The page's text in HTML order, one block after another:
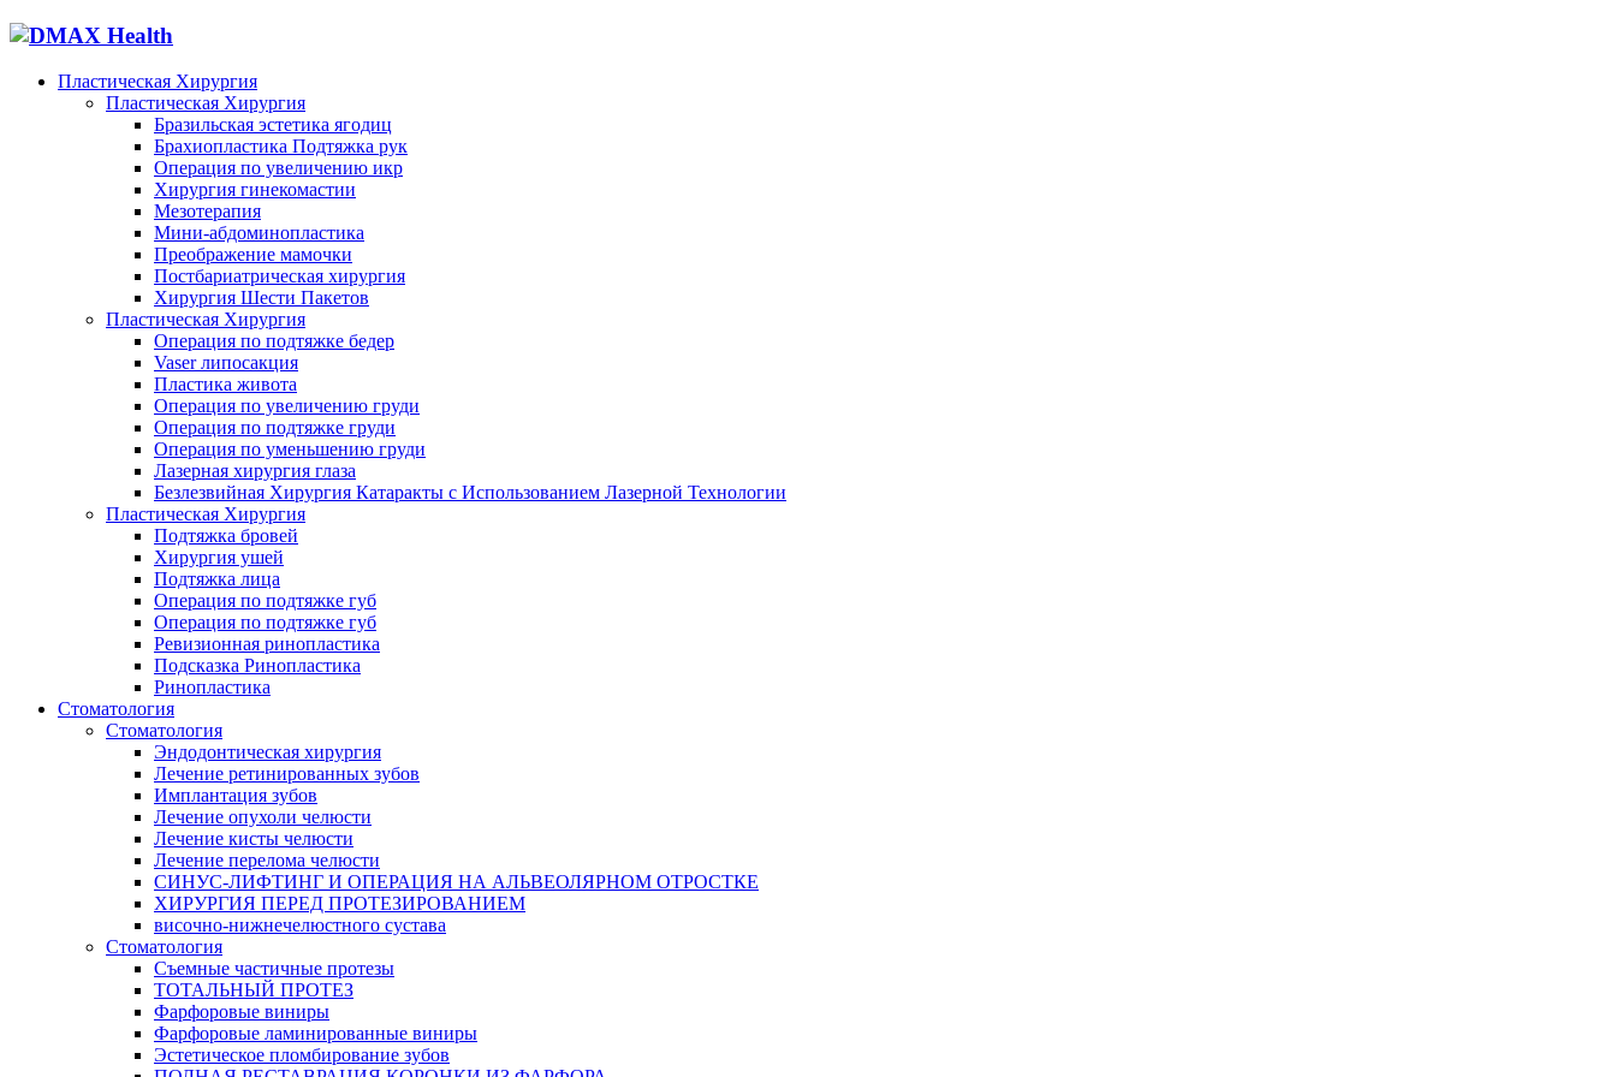
Пластическая Хирургия
Пластическая Хирургия
Бразильская эстетика ягодиц
Брахиопластика Подтяжка рук
Операция по увеличению икр
Хирургия гинекомастии
Мезотерапия
Мини-абдоминопластика
Преображение мамочки
Постбариатрическая хирургия
Хирургия Шести Пакетов
Пластическая Хирургия
Операция по подтяжке бедер
Vaser липосакция
Пластика живота
Операция по увеличению груди
Операция по подтяжке груди
Операция по уменьшению груди
Лазерная хирургия глаза
Безлезвийная Хирургия Катаракты с Использованием Лазерной Технологии
Пластическая Хирургия
Подтяжка бровей
Хирургия ушей
Подтяжка лица
Операция по подтяжке губ
Операция по подтяжке губ
Ревизионная ринопластика
Подсказка Ринопластика
Ринопластика
Стоматология
Стоматология
Эндодонтическая хирургия
Лечение ретинированных зубов
Имплантация зубов
Лечение опухоли челюсти
Лечение кисты челюсти
Лечение перелома челюсти
СИНУС-ЛИФТИНГ И ОПЕРАЦИЯ НА АЛЬВЕОЛЯРНОМ ОТРОСТКЕ
ХИРУРГИЯ ПЕРЕД ПРОТЕЗИРОВАНИЕМ
височно-нижнечелюстного сустава
Стоматология
Съемные частичные протезы
ТОТАЛЬНЫЙ ПРОТЕЗ
Фарфоровые виниры
Фарфоровые ламинированные виниры
Эстетическое пломбирование зубов